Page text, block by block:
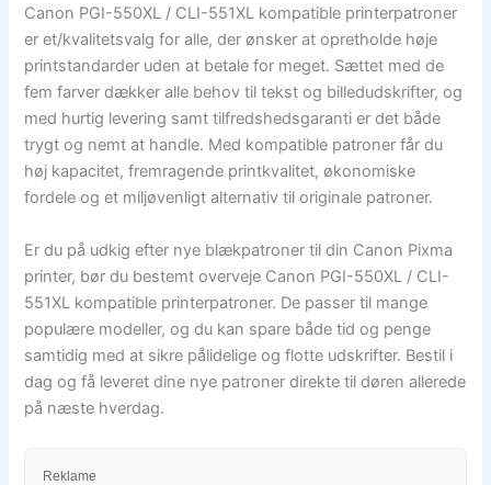
Canon PGI-550XL / CLI-551XL kompatible printerpatroner
er et/kvalitetsvalg for alle, der ønsker at opretholde høje
printstandarder uden at betale for meget. Sættet med de
fem farver dækker alle behov til tekst og billedudskrifter, og
med hurtig levering samt tilfredshedsgaranti er det både
trygt og nemt at handle. Med kompatible patroner får du
høj kapacitet, fremragende printkvalitet, økonomiske
fordele og et miljøvenligt alternativ til originale patroner.
Er du på udkig efter nye blækpatroner til din Canon Pixma
printer, bør du bestemt overveje Canon PGI-550XL / CLI-
551XL kompatible printerpatroner. De passer til mange
populære modeller, og du kan spare både tid og penge
samtidig med at sikre pålidelige og flotte udskrifter. Bestil i
dag og få leveret dine nye patroner direkte til døren allerede
på næste hverdag.
Reklame